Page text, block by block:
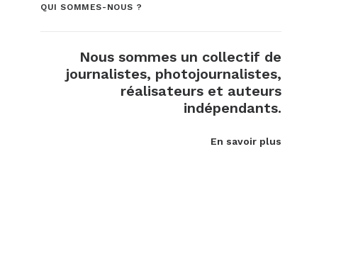
QUI SOMMES-NOUS ?
Nous sommes un collectif de
journalistes, photojournalistes,
réalisateurs et auteurs
indépendants.
En savoir plus